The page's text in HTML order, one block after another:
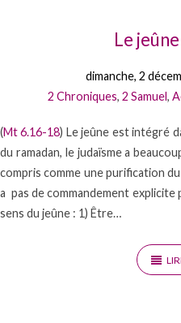
Le
dimanche, 2
2 Chroniques,2 Samuel,
(Mt 6.16-18) Le jeûne est intégré
du ramadan, le judaïsme a
compris comme une purification
a pas de commandement
sens du jeûne : 1) Être…